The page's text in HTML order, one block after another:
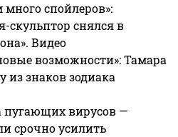
спойлеров»:
скульптор снялся в
Видео
возможности»: Тамара
из знаков зодиака
пугающих вирусов —
срочно усилить